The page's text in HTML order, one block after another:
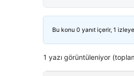
Bu konu 0 yanıt içerir, 1
1 yazı görüntüleniyor